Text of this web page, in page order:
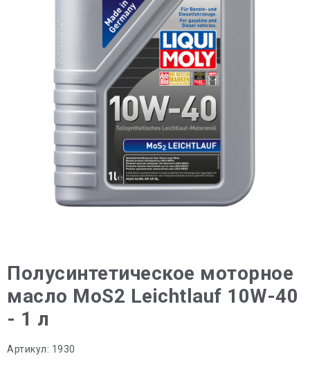
Полусинтетическое моторное
масло MoS2 Leichtlauf 10W-40
- 1 л
Артикул: 1930